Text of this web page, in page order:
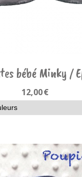
bébé Minky /
12,00€